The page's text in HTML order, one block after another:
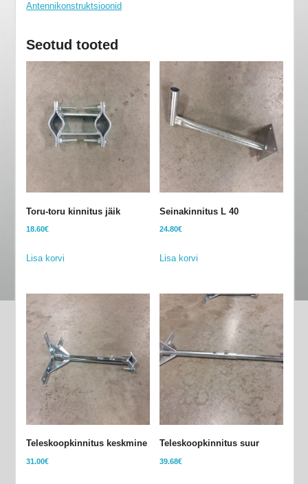
Antennikonstruktsioonid
Seotud tooted
Toru-toru kinnitus jäik
18.60€
Lisa korvi
Seinakinnitus L 40
24.80€
Lisa korvi
Teleskoopkinnitus keskmine
31.00€
Teleskoopkinnitus suur
39.68€